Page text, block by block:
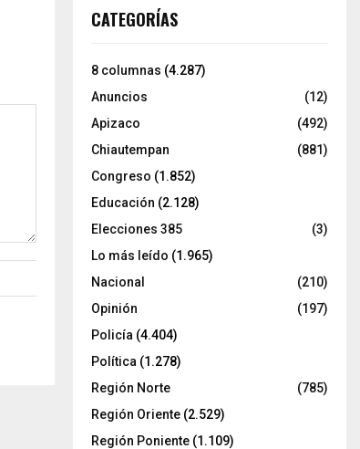
CATEGORÍAS
8 columnas (4.287)
Anuncios
(12)
Apizaco
(492)
Chiautempan
(881)
Congreso (1.852)
Educación (2.128)
Elecciones 385
(3)
Lo más leído (1.965)
Nacional
(210)
Opinión
(197)
Policía (4.404)
Política (1.278)
Región Norte
(785)
Región Oriente (2.529)
Región Poniente (1.109)